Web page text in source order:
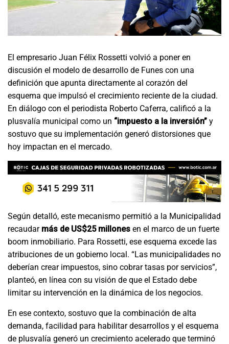
El empresario Juan Félix Rossetti volvió a poner en
discusión el modelo de desarrollo de Funes con una
definición que apunta directamente al corazón del
esquema que impulsó el crecimiento reciente de la ciudad.
En diálogo con el periodista Roberto Caferra, calificó a la
plusvalía municipal como un “impuesto a la inversión” y
sostuvo que su implementación generó distorsiones que
hoy impactan en el mercado.
Según detalló, este mecanismo permitió a la Municipalidad
recaudar más de US$25 millones en el marco de un fuerte
boom inmobiliario. Para Rossetti, ese esquema excede las
atribuciones de un gobierno local. “Las municipalidades no
deberían crear impuestos, sino cobrar tasas por servicios”,
planteó, en línea con su visión de que el Estado debe
limitar su intervención en la dinámica de los negocios.
En ese contexto, sostuvo que la combinación de alta
demanda, facilidad para habilitar desarrollos y el esquema
de plusvalía generó un crecimiento acelerado que terminó